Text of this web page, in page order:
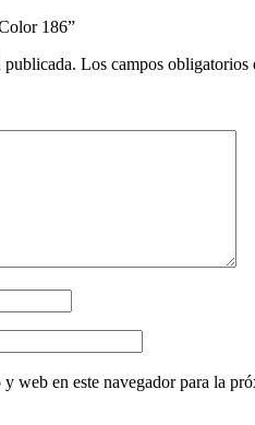
186”
publicada. Los campos obligatorios
web en este navegador para la